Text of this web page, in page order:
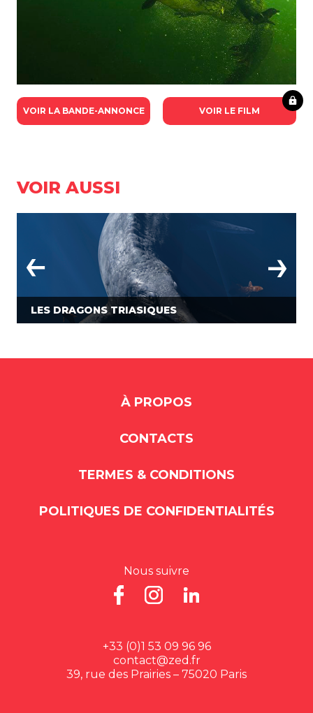
VOIR LA BANDE-ANNONCE VOIR LE FILM
VOIR AUSSI
LES DRAGONS TRIASIQUES
À PROPOS
CONTACTS
TERMES & CONDITIONS
POLITIQUES DE CONFIDENTIALITÉS
Nous suivre
+33 (0)1 53 09 96 96
contact@zed.fr
39, rue des Prairies – 75020 Paris